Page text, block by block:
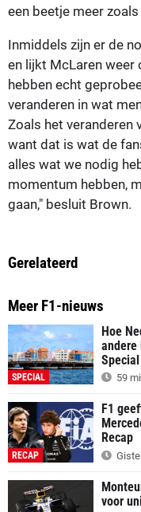
een beetje meer
Inmiddels zijn er de
en lijkt McLaren weer
hebben echt
veranderen in wat
Zoals het veranderen
want dat is wat de
alles wat we nodig
momentum hebben,
gaan," besluit Brown.
Gerelateerd
Meer F1-nieuws
SPECIAL
Hoe
andere
Special
59
RECAP
F1
Recap
voor